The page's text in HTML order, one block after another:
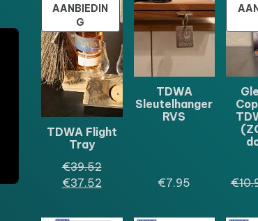
AANBIEDIN
G PRODUCT
IN
DE
UITVERKOOP
TDWA Flight
Tray
€39.52Oorspronkelijke
prijs
€39.52.
€37.52Huidige
is:
TDWA
Sleutelhanger
RVS
€7.95 €